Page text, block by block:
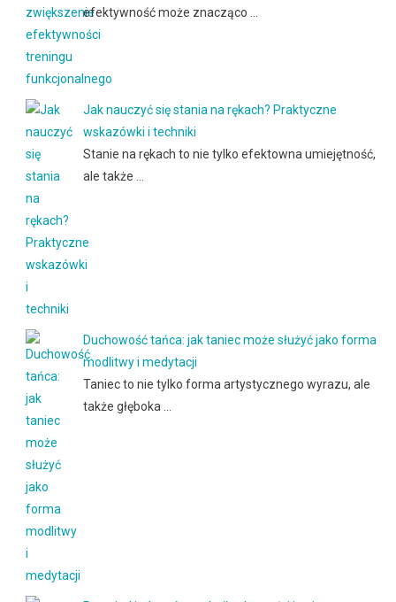
efektywność może znacząco …
Jak nauczyć się stania na rękach? Praktyczne
wskazówki i techniki
Stanie na rękach to nie tylko efektowna umiejętność,
ale także …
Duchowość tańca: jak taniec może służyć jako forma
modlitwy i medytacji
Taniec to nie tylko forma artystycznego wyrazu, ale
także głęboka …